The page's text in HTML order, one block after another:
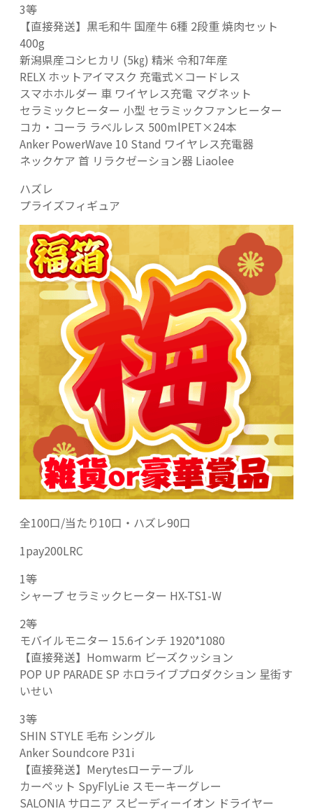
3等
【直接発送】黒毛和牛 国産牛 6種 2段重 焼肉セット
400g
新潟県産コシヒカリ (5㎏) 精米 令和7年産
RELX ホットアイマスク 充電式×コードレス
スマホホルダー 車 ワイヤレス充電 マグネット
セラミックヒーター 小型 セラミックファンヒーター
コカ・コーラ ラベルレス 500mlPET×24本
Anker PowerWave 10 Stand ワイヤレス充電器
ネックケア 首 リラクゼーション器 Liaolee
ハズレ
プライズフィギュア
全100口/当たり10口・ハズレ90口
1pay200LRC
1等
シャープ セラミックヒーター HX-TS1-W
2等
モバイルモニター 15.6インチ 1920*1080
【直接発送】Homwarm ビーズクッション
POP UP PARADE SP ホロライブプロダクション 星街す
いせい
3等
SHIN STYLE 毛布 シングル
Anker Soundcore P31i
【直接発送】Merytesローテーブル
カーペット SpyFlyLie スモーキーグレー
SALONIA サロニア スピーディーイオン ドライヤー